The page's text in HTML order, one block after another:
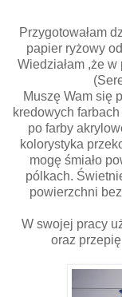
Przygotowałam
papier ryżowy
Wiedziałam ,że
Muszę Wam się
kredowych
po farby
kolorystyka
mogę śmiało
pólkach.
powierzchni
W swojej pracy
oraz